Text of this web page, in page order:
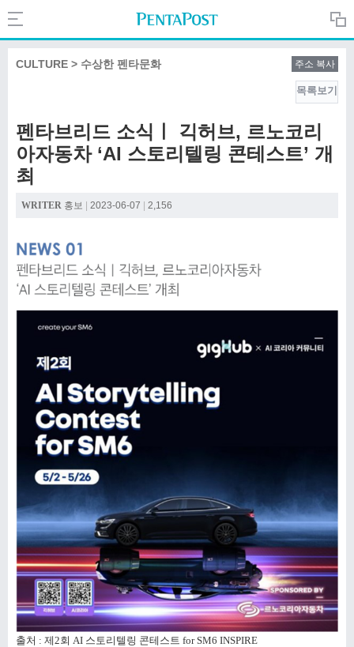
COMPANY
CULTURE
Search
PentaPost.net
CULTURE > 수상한 펜타문화 주소 복사
목록보기
펜타브리드 소식ㅣ 긱허브, 르노코리
아자동차 ‘AI 스토리텔링 콘테스트’ 개
최
WRITER 홍보 2023-06-07 2,156
출처 : 제2회 AI 스토리텔링 콘테스트 for SM6 INSPIRE